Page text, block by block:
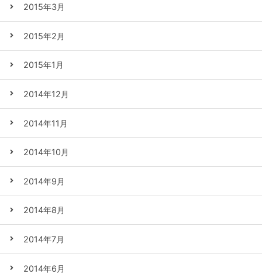
2015年3月
2015年2月
2015年1月
2014年12月
2014年11月
2014年10月
2014年9月
2014年8月
2014年7月
2014年6月